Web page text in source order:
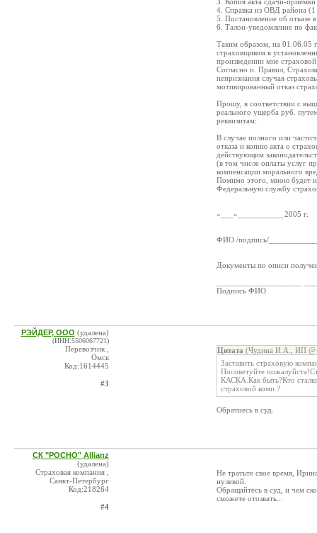
4. Справка из ОВД района (1
5. Постановление об отказе
6. Талон-уведомление по
Таким образом, на 01.06.05
страховщиком в
произведении мне
Согласно п. Правил,
непризнания случая
мотивированный отказ
Прошу, в соответствии с
реального ущерба руб.
реквизитам:
В случае полного или
отказа и копию акта о
действующим
(в том числе оплаты услуг
компенсации морального
Помимо этого, мною будет
Федеральную службу
«___»___________2005 г.
ФИО /подпись/
Документы по описи
Подпись ФИО
РЭЙДЕР, ООО (удалена)
(ИНН:5506067721)
Перевозчик ,
Омск
Код:1614445
#3
Цитата (Чудина И.А., ИП @
Заставить страховую
Посоветуйте
КАСКА.Как быть?Кто
страховой комп.?
Обратиесь в суд.
СК "РОСНО" Allianz
(удалена)
Страховая компания ,
Санкт-Петербург
Код:218264
#4
Не тратьте свое время,
нулевой.
Обращайтесь в суд, и чем
сможете отозвать...